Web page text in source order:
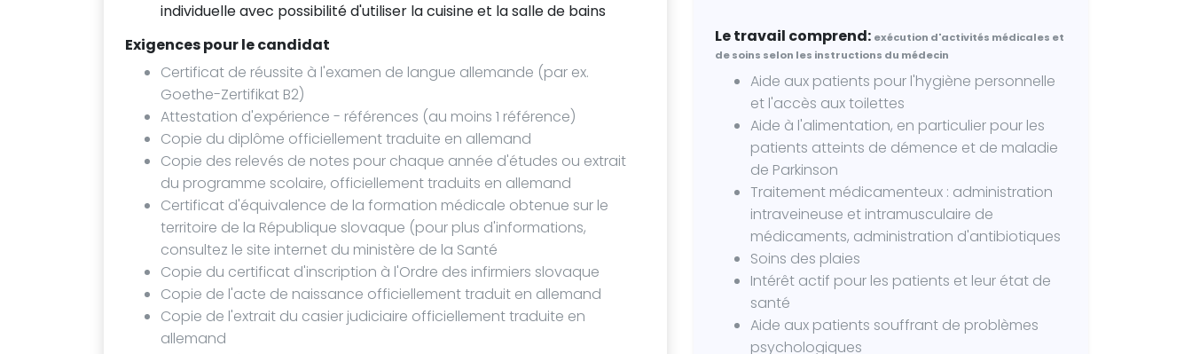
individuelle avec possibilité d'utiliser la cuisine et la salle de bains
Exigences pour le candidat
Certificat de réussite à l'examen de langue allemande (par ex.
Goethe-Zertifikat B2)
Attestation d'expérience - références (au moins 1 référence)
Copie du diplôme officiellement traduite en allemand
Copie des relevés de notes pour chaque année d'études ou extrait
du programme scolaire, officiellement traduits en allemand
Certificat d'équivalence de la formation médicale obtenue sur le
territoire de la République slovaque (pour plus d'informations,
consultez le site internet du ministère de la Santé
Copie du certificat d'inscription à l'Ordre des infirmiers slovaque
Copie de l'acte de naissance officiellement traduit en allemand
Copie de l'extrait du casier judiciaire officiellement traduite en
allemand
Le travail comprend: exécution d'activités médicales et
de soins selon les instructions du médecin
Aide aux patients pour l'hygiène personnelle
et l'accès aux toilettes
Aide à l'alimentation, en particulier pour les
patients atteints de démence et de maladie
de Parkinson
Traitement médicamenteux : administration
intraveineuse et intramusculaire de
médicaments, administration d'antibiotiques
Soins des plaies
Intérêt actif pour les patients et leur état de
santé
Aide aux patients souffrant de problèmes
psychologiques